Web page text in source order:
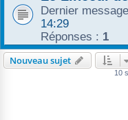
Dernier
14:29
Réponses : 1
Nouveau sujet
10